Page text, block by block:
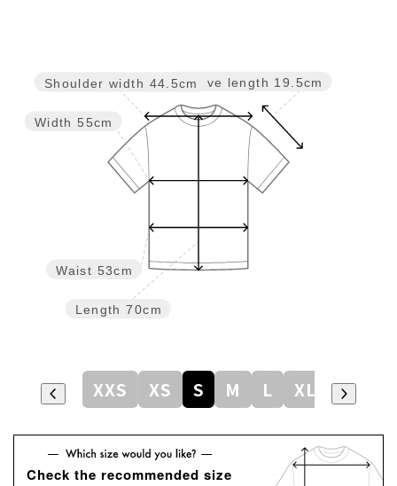
Sleeve length 19.5cm
Length 70cm
Waist 53cm
Width 55cm
Shoulder width 44.5cm
XXS XS S M L XL
Check the recommended size